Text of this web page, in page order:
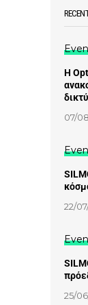
Η
07/
22/
25/